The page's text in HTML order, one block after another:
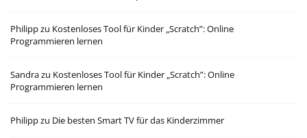
Philippzu Kostenloses Tool für Kinder „Scratch”: Online
Programmieren lernen
Sandrazu Kostenloses Tool für Kinder „Scratch”: Online
Programmieren lernen
Philippzu Die besten Smart TV für das Kinderzimmer